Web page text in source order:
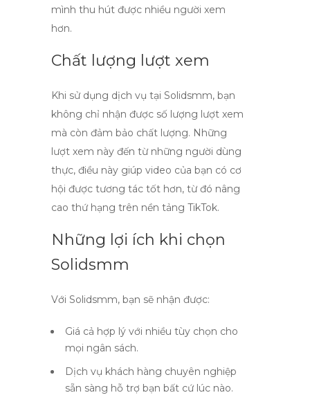
mình thu hút được nhiều người xem
hơn.
Chất lượng lượt xem
Khi sử dụng dịch vụ tại Solidsmm, bạn
không chỉ nhận được số lượng lượt xem
mà còn đảm bảo chất lượng. Những
lượt xem này đến từ những người dùng
thực, điều này giúp video của bạn có cơ
hội được tương tác tốt hơn, từ đó nâng
cao thứ hạng trên nền tảng TikTok.
Những lợi ích khi chọn
Solidsmm
Với Solidsmm, bạn sẽ nhận được:
Giá cả hợp lý với nhiều tùy chọn cho
mọi ngân sách.
Dịch vụ khách hàng chuyên nghiệp
sẵn sàng hỗ trợ bạn bất cứ lúc nào.